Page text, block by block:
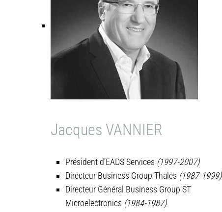
Jacques VANNIER
Président d’EADS Services (1997-2007)
Directeur Business Group Thales (1987-1999)
Directeur Général Business Group ST
Microelectronics (1984-1987)